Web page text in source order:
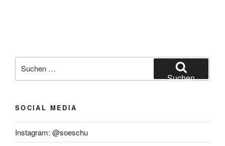
nach:
Suchen
SOCIAL MEDIA
Instagram: @soeschu